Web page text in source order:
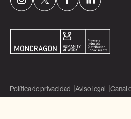
Política de privacidad Aviso legal Canal